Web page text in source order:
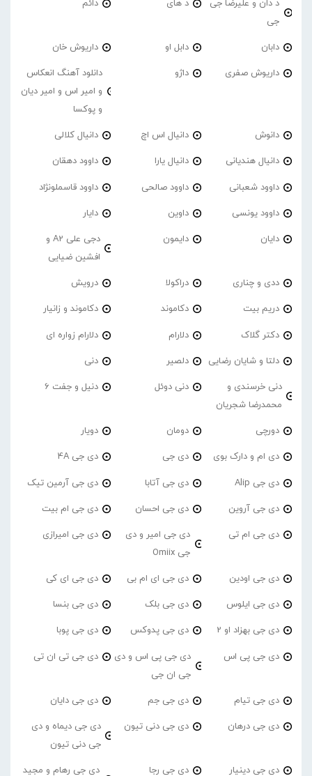
د دان و علیرضا جی
جی
د های دائم
دابان دابل او داریوش خان
داریوش صفری داژو
دانلود آهنگ انعکاس
و امیر اس و امیر دیان
و پوکسا
دانوش دانیال اس اچ دانیال کلالی
دانیال هندیانی دانیال یارا داوود دهقان
داوود شعبانی داوود صالحی داوود قاسملونژاد
داوود یونسی داوین دایار
دایان دایمون
دجی علی A2 و
افشین ضیایی
ددی و چناری دراکولا درویش
دریم بیت دکاموند دکاموند و زانیار
دکتر گلاک دلارام دلارام زواره ای
دلتا و شایان رضایی دلصیر دنی
دنی خرسندی و
محمدرضا شجریان
دنی دوئل دنیل و جفت 6
دورچی دومان دویار
دی ام و دارک بوی دی جی دی جی 4A
دی جی Alip دی جی آتابا دی جی آرمین تیک
دی جی آروین دی جی احسان دی جی ام بیت
دی جی ام تی
دی جی امیر و دی
جی Omiix
دی جی امیرازی
دی جی اودین دی جی ای ام بی دی جی ای کی
دی جی ایلوس دی جی بلک دی جی بنسا
دی جی بهزاد او 2 دی جی پدوکس دی جی پوبا
دی جی پی اس
دی جی پی اس و دی
جی ان جی
دی جی تی ان تی
دی جی تیام دی جی جم دی جی دایان
دی جی درهان دی جی دنی تیون
دی جی دیماه و دی
جی دنی تیون
دی جی دینیار دی جی رجا دی جی رهام و مجید